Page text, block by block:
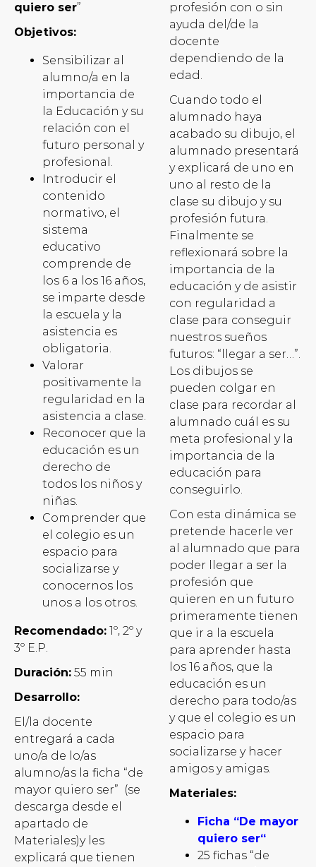
quiero ser”
Objetivos:
Sensibilizar al
alumno/a en la
importancia de
la Educación y su
relación con el
futuro personal y
profesional.
Introducir el
contenido
normativo, el
sistema
educativo
comprende de
los 6 a los 16 años,
se imparte desde
la escuela y la
asistencia es
obligatoria.
Valorar
positivamente la
regularidad en la
asistencia a clase.
Reconocer que la
educación es un
derecho de
todos los niños y
niñas.
Comprender que
el colegio es un
espacio para
socializarse y
conocernos los
unos a los otros.
Recomendado: 1º, 2º y
3º E.P.
Duración: 55 min
Desarrollo:
El/la docente
entregará a cada
uno/a de lo/as
alumno/as la ficha “de
mayor quiero ser” (se
descarga desde el
apartado de
Materiales)y les
explicará que tienen
profesión con o sin
ayuda del/de la
docente
dependiendo de la
edad.
Cuando todo el
alumnado haya
acabado su dibujo, el
alumnado presentará
y explicará de uno en
uno al resto de la
clase su dibujo y su
profesión futura.
Finalmente se
reflexionará sobre la
importancia de la
educación y de asistir
con regularidad a
clase para conseguir
nuestros sueños
futuros: “llegar a ser…”.
Los dibujos se
pueden colgar en
clase para recordar al
alumnado cuál es su
meta profesional y la
importancia de la
educación para
conseguirlo.
Con esta dinámica se
pretende hacerle ver
al alumnado que para
poder llegar a ser la
profesión que
quieren en un futuro
primeramente tienen
que ir a la escuela
para aprender hasta
los 16 años, que la
educación es un
derecho para todo/as
y que el colegio es un
espacio para
socializarse y hacer
amigos y amigas.
Materiales:
Ficha “De mayor
quiero ser“
25 fichas “de